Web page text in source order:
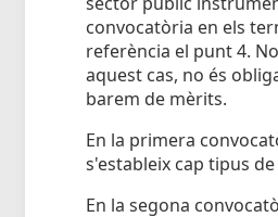
convocatòria en els
referència el punt 4.
aquest cas, no és
barem de mèrits.
En la primera
s'estableix cap tipus
En la segona